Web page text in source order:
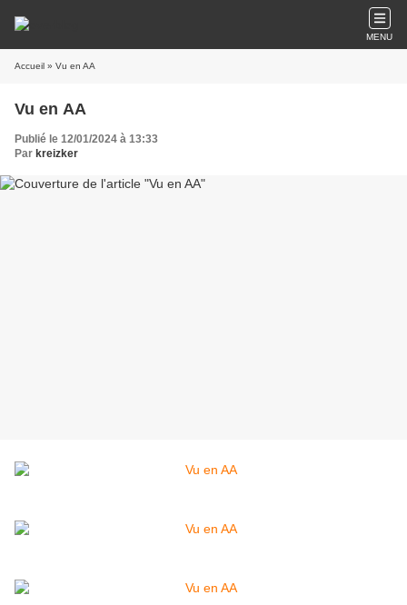
MENU
Accueil » Vu en AA
Vu en AA
Publié le 12/01/2024 à 13:33
Par kreizker